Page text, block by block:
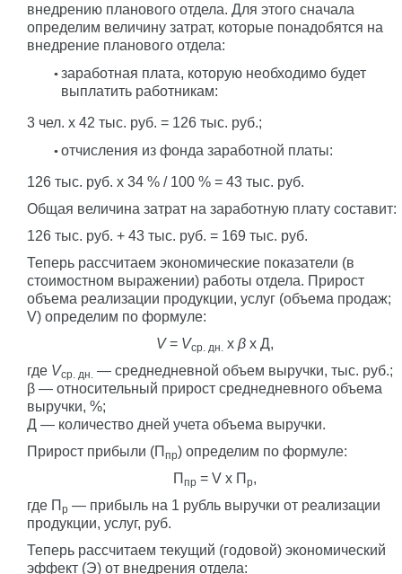
внедрению планового отдела. Для этого сначала
определим величину затрат, которые понадобятся на
внедрение планового отдела:
заработная плата, которую необходимо будет
выплатить работникам:
3 чел. x 42 тыс. руб. = 126 тыс. руб.;
отчисления из фонда заработной платы:
126 тыс. руб. x 34 % / 100 % = 43 тыс. руб.
Общая величина затрат на заработную плату составит:
126 тыс. руб. + 43 тыс. руб. = 169 тыс. руб.
Теперь рассчитаем экономические показатели (в
стоимостном выражении) работы отдела. Прирост
объема реализации продукции, услуг (объема продаж;
V) определим по формуле:
V= Vср. дн. x βx Д,
где Vср. дн. — среднедневной объем выручки, тыс. руб.;
β — относительный прирост среднедневного объема
выручки, %;
Д — количество дней учета объема выручки.
Прирост прибыли (П пр) определим по формуле:
П пр = V x П р,
где П р — прибыль на 1 рубль выручки от реализации
продукции, услуг, руб.
Теперь рассчитаем текущий (годовой) экономический
эффект (Э) от внедрения отдела: